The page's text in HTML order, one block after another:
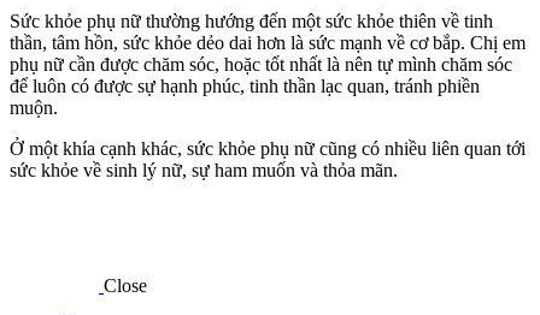
Sức khỏe phụ nữ thường hướng đến một sức khỏe thiên về tinh
thần, tâm hồn, sức khỏe dẻo dai hơn là sức mạnh về cơ bắp. Chị em
phụ nữ cần được chăm sóc, hoặc tốt nhất là nên tự mình chăm sóc
để luôn có được sự hạnh phúc, tinh thần lạc quan, tránh phiền
muộn.
Ở một khía cạnh khác, sức khỏe phụ nữ cũng có nhiều liên quan tới
sức khỏe về sinh lý nữ, sự ham muốn và thỏa mãn.
Close